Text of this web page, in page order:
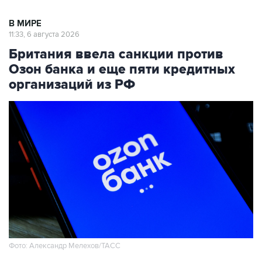
В МИРЕ
11:33, 6 августа 2026
Британия ввела санкции против
Озон банка и еще пяти кредитных
организаций из РФ
Фото: Александр Мелехов/ТАСС